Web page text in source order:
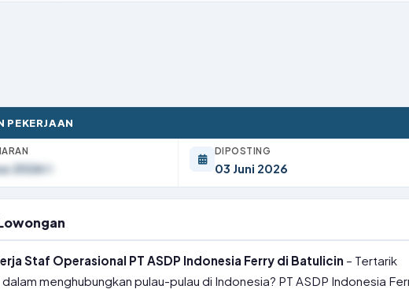
PEKERJAAN
2026
DIPOSTING
03 Juni 2026
Staf Operasional PT ASDP Indonesia Ferry di Batulicin – Tertarik
menghubungkan pulau-pulau di Indonesia? PT ASDP Indonesia